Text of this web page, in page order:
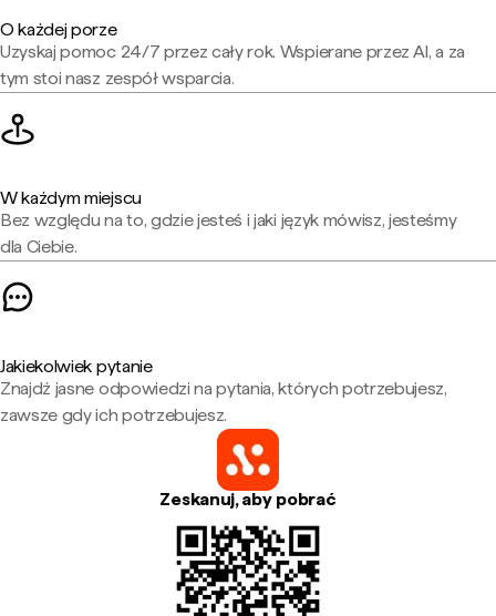
O każdej porze
Uzyskaj pomoc 24/7 przez cały rok. Wspierane przez AI, a za
tym stoi nasz zespół wsparcia.
W każdym miejscu
Bez względu na to, gdzie jesteś i jaki język mówisz, jesteśmy
dla Ciebie.
Jakiekolwiek pytanie
Znajdź jasne odpowiedzi na pytania, których potrzebujesz,
zawsze gdy ich potrzebujesz.
Zeskanuj, aby pobrać